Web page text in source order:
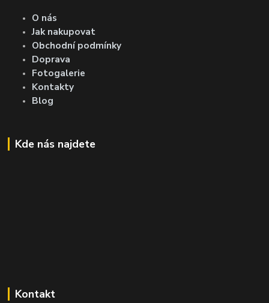
O nás
Jak nakupovat
Obchodní podmínky
Doprava
Fotogalerie
Kontakty
Blog
Kde nás najdete
Kontakt